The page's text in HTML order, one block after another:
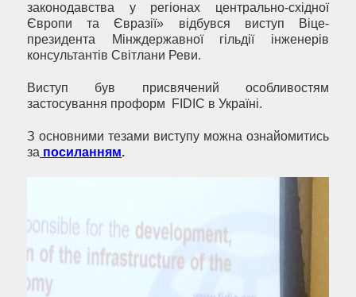
законодавства у регіонах центрально-східної
Європи та Євразії» відбувся виступ Віце-
президента Мінждержавної гільдії інженерів
консультантів Світлани Реви.
Виступ був присвячений особливостям
застосування проформ FIDIC в Україні.
З основними тезами виступу можна ознайомитись
за посиланням.